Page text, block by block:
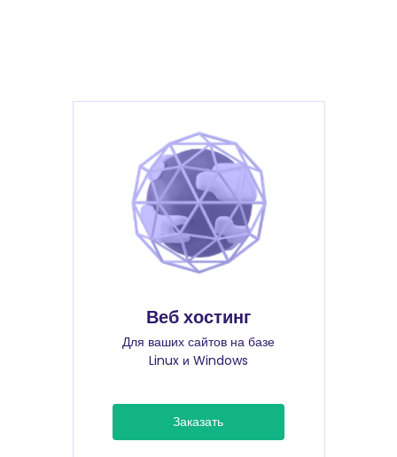
Веб хостинг
Для ваших сайтов на базе
Linux и Windows
Заказать